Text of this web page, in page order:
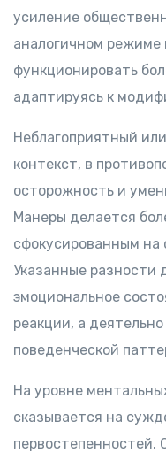
усиление
аналогичном
функционировать
адаптируясь к
Неблагоприятный
контекст, в
осторожность и
Манеры делается
сфокусированным на
Указанные разности
эмоциональное
реакции, а
поведенческой
На уровне
сказывается на
первостепенностей.